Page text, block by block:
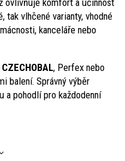
ovlivňuje komfort a účinnost
tak vlhčené varianty, vhodné
kanceláře nebo
CZECHOBAL, Perfex nebo
balení. Správný výběr
a pohodlí pro každodenní